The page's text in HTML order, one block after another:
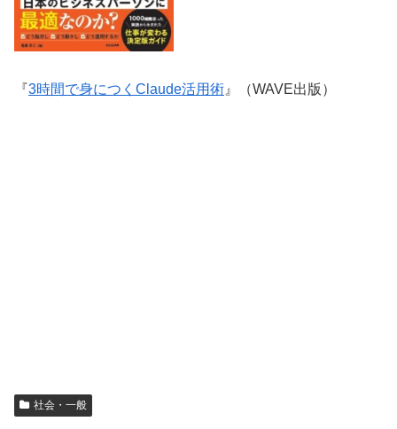
『3時間で身につくClaude活用術 』（WAVE出版）
社会・一般